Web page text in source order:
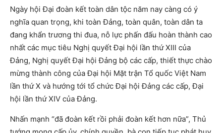
Ngày hội Đại đoàn kết toàn dân tộc năm nay càng có ý
nghĩa quan trọng, khi toàn Đảng, toàn quân, toàn dân ta
đang khẩn trương thi đua, nỗ lực phấn đấu hoàn thành cao
nhất các mục tiêu Nghị quyết Đại hội lần thứ XIII của
Đảng, Nghị quyết Đại hội Đảng bộ các cấp, thiết thực chào
mừng thành công của Đại hội Mặt trận Tổ quốc Việt Nam
lần thứ X và hướng tới tổ chức Đại hội Đảng các cấp, Đại
hội lần thứ XIV của Đảng.
Nhấn mạnh “đã đoàn kết rồi phải đoàn kết hơn nữa”, Thủ